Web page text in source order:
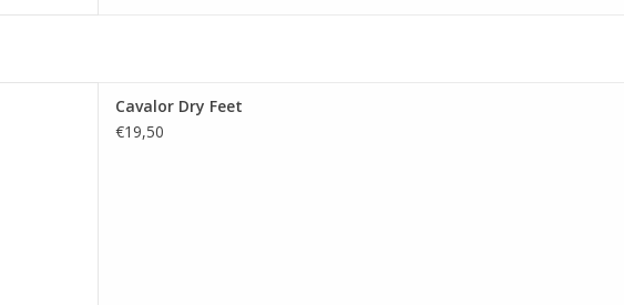
Cavalor Dry Feet
€19,50